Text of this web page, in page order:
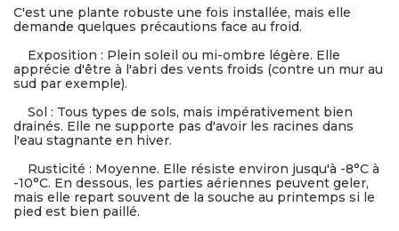
C'est une plante robuste une fois installée, mais elle
demande quelques précautions face au froid.
Exposition : Plein soleil ou mi-ombre légère. Elle
apprécie d'être à l'abri des vents froids (contre un mur au
sud par exemple).
Sol : Tous types de sols, mais impérativement bien
drainés. Elle ne supporte pas d'avoir les racines dans
l'eau stagnante en hiver.
Rusticité : Moyenne. Elle résiste environ jusqu'à -8°C à
-10°C. En dessous, les parties aériennes peuvent geler,
mais elle repart souvent de la souche au printemps si le
pied est bien paillé.